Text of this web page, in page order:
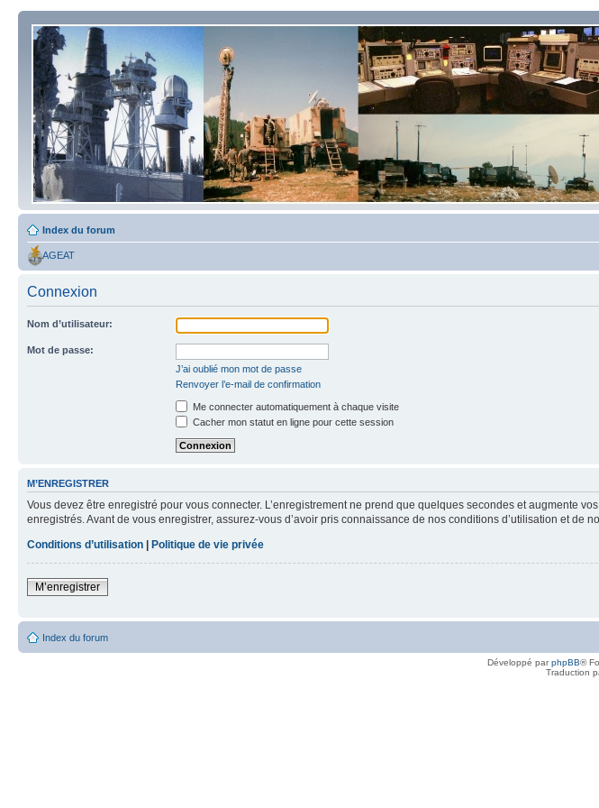
Index du forum
AGEAT
Connexion
Nom d’utilisateur:
Mot de passe:
J’ai oublié mon mot de passe
Renvoyer l’e-mail de confirmation
Me connecter automatiquement à chaque visite
Cacher mon statut en ligne pour cette session
M’ENREGISTRER
Vous devez être enregistré pour vous connecter. L’enregistrement ne prend que quelques secondes et augmente
enregistrés. Avant de vous enregistrer, assurez-vous d’avoir pris connaissance de nos conditions d’utilisation et de
Conditions d’utilisation | Politique de vie privée
M’enregistrer
Index du forum
Développé parphpBB®
Traduction